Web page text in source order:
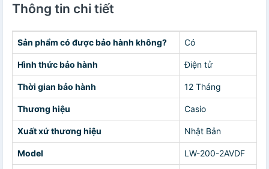
Thông tin chi tiết
Sản phẩm có được bảo hành không? Có
Hình thức bảo hành Điện tử
Thời gian bảo hành 12 Tháng
Thương hiệu Casio
Xuất xứ thương hiệu Nhật Bản
Model LW-200-2AVDF